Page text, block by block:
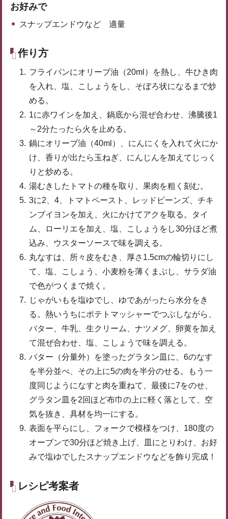
お好みで
スナップエンドウなど 適量
作り方
フライパンにオリーブ油（20ml）を熱し、牛ひき肉
を入れ、塩、こしょうをし、そぼろ状になるまで炒
める。
1に赤ワインを加え、鍋底から混ぜ合わせ、沸騰後1
～2分たったら火を止める。
鍋にオリーブ油（40ml）、にんにくを入れて火にか
け、香りが出たら玉ねぎ、にんじんを加えてじっく
りと炒める。
湯むきしたトマトの種を取り、果肉を粗く刻む。
3に2、4、トマトペースト、レッドビーンズ、チキ
ンブイヨンを加え、火にかけてアクを取る。タイ
ム、ローリエを加え、塩、こしょうをし30分ほど煮
込み、ウスターソースで味を調える。
丸なすは、所々皮をむき、厚さ1.5cmの輪切りにし
て、塩、こしょう、小麦粉を薄くまぶし、サラダ油
で色がつくまで焼く。
じゃがいもを塩ゆでし、ゆであがったら水分をき
る。熱いうちにポテトマッシャーでつぶしながら、
バター、牛乳、生クリーム、ナツメグ、卵黄を加え
て混ぜ合わせ、塩、こしょうで味を調える。
バター（分量外）を塗ったグラタン皿に、6のなす
を半分並べ、その上に5の肉を半分のせる。もう一
度同じようになすと肉を重ねて、最後に7をのせ、
グラタン皿を2回ほど布巾の上に軽く落として、空
気を抜き、具材を均一にする。
表面を平らにし、フォークで模様をつけ、180度の
オーブンで30分ほど焼き上げ、皿にとりわけ、お好
みで塩ゆでしたスナップエンドウなどを飾り完成！
レシピ考案者